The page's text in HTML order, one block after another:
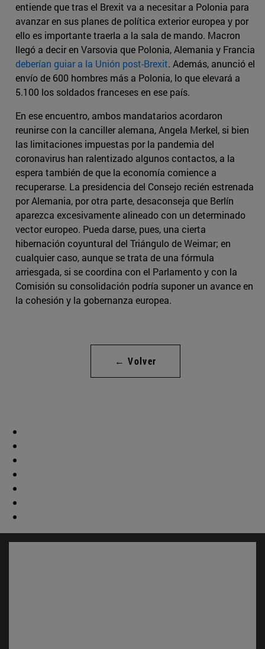
entiende que tras el Brexit va a necesitar a Polonia para
avanzar en sus planes de política exterior europea y por
ello es importante traerla a la sala de mando. Macron
llegó a decir en Varsovia que Polonia, Alemania y Francia
deberían guiar a la Unión post-Brexit. Además, anunció el
envío de 600 hombres más a Polonia, lo que elevará a
5.100 los soldados franceses en ese país.
En ese encuentro, ambos mandatarios acordaron
reunirse con la canciller alemana, Angela Merkel, si bien
las limitaciones impuestas por la pandemia del
coronavirus han ralentizado algunos contactos, a la
espera también de que la economía comience a
recuperarse. La presidencia del Consejo recién estrenada
por Alemania, por otra parte, desaconseja que Berlín
aparezca excesivamente alineado con un determinado
vector europeo. Pueda darse, pues, una cierta
hibernación coyuntural del Triángulo de Weimar; en
cualquier caso, aunque se trata de una fórmula
arriesgada, si se coordina con el Parlamento y con la
Comisión su consolidación podría suponer un avance en
la cohesión y la gobernanza europea.
← Volver